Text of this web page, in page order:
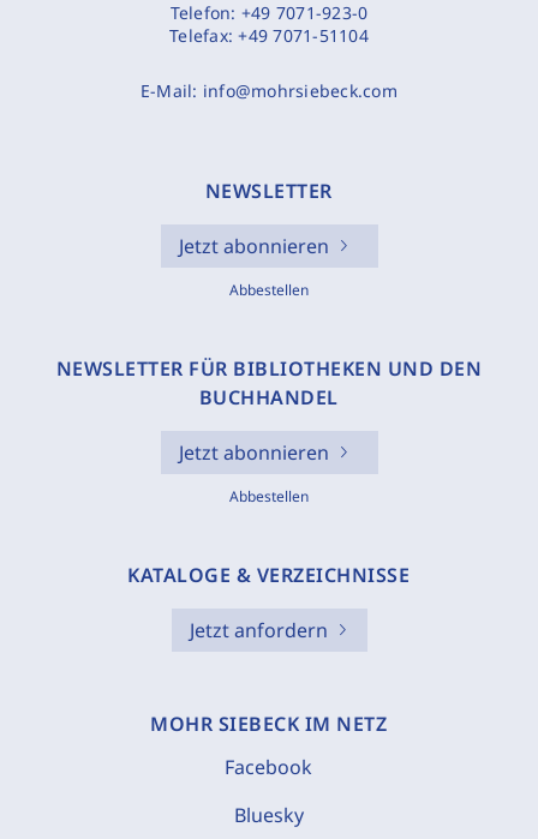
Telefon: +49 7071-923-0
Telefax:+49 7071-51104
E-Mail: info@mohrsiebeck.com
NEWSLETTER
Jetzt abonnieren
Abbestellen
NEWSLETTER FÜR BIBLIOTHEKEN UND DEN
BUCHHANDEL
Jetzt abonnieren
Abbestellen
KATALOGE & VERZEICHNISSE
Jetzt anfordern
MOHR SIEBECK IM NETZ
Facebook
Bluesky